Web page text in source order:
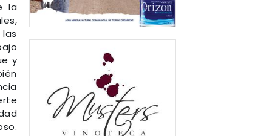
la
y